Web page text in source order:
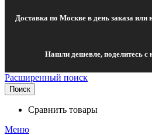
Доставка по Москве в день заказа
Нашли дешевле, поделитесь с
Расширенный поиск
Поиск
Сравнить товары
Меню